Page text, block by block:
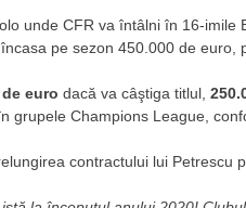
unde CFR va întâlni în 16-
pe sezon 450.000 de euro,
de euro dacă va câştiga titlul,
grupele Champions League,
contractului lui Petrescu